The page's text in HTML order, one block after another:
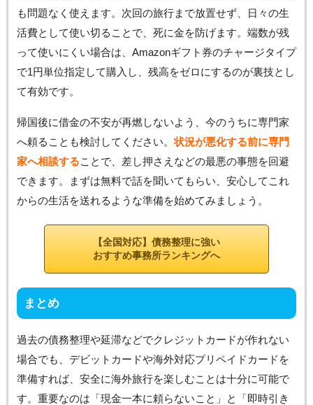
も問題なく使えます。次回の旅行まで放置せず、日々の生
活費として使い切ることで、死に金を防げます。端数が残
って使いにくい場合は、Amazonギフト券のチャージタイプ
で1円単位指定して購入し、残高をゼロにするのが裏技とし
て有効です。
帰国後に借金の不安が再燃しないよう、今のうちに専門家
へ頼ることも検討してください。状況が悪化する前に専門
家へ相談することで、差し押さえなどの最悪の事態を回避
できます。まずは無料で話を聞いてもらい、安心してこれ
からの生活を送れるような準備を始めてみましょう。
【全国対応】債務整理に強い
おすすめ事務所ランキングへ
まとめ
過去の債務整理や延滞などでクレジットカードが作れない
場合でも、デビットカードや海外対応プリペイドカードを
準備すれば、安全に海外旅行を楽しむことは十分に可能で
す。重要なのは「現金一本に頼らないこと」と「即時引き